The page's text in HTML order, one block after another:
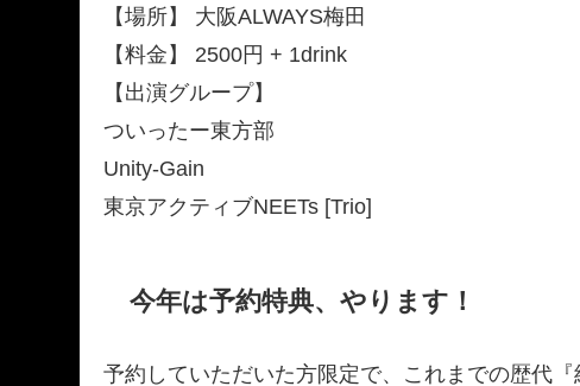
【場所】 大阪ALWAYS梅田
【料金】 2500円 + 1drink
【出演グループ】
ついったー東方部
Unity-Gain
東京アクティブNEETs [Trio]
今年は予約特典、やります！
予約していただいた方限定で、これまでの歴代